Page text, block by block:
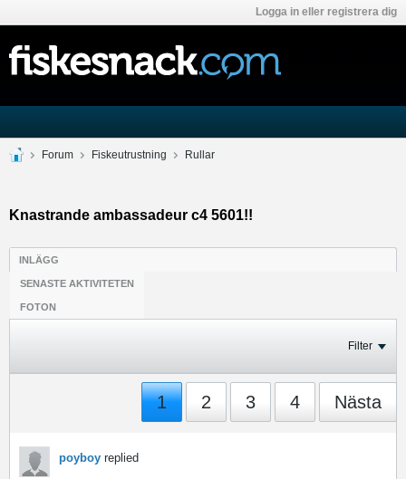
Logga in eller registrera dig
Forum Fiskeutrustning Rullar
Knastrande ambassadeur c4 5601!!
INLÄGG
SENASTE AKTIVITETEN
FOTON
Filter
1 2 3 4 Nästa
poyboy replied